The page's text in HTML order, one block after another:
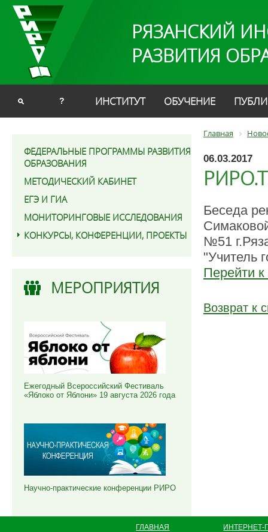
РЯЗАНСКИЙ
РАЗВИТИЯ
? ИНСТИТУТ ОБУЧЕНИЕ
ФЕДЕРАЛЬНЫЕ ПРОГРАММЫ РАЗВИТИЯ
ОБРАЗОВАНИЯ
МЕТОДИЧЕСКИЙ КАБИНЕТ
ЕГЭ И ГИА
МОНИТОРИНГОВЫЕ ИССЛЕДОВАНИЯ
КОНКУРСЫ, КОНФЕРЕНЦИИ, ПРОЕКТЫ
МЕРОПРИЯТИЯ
Ежегодный Всероссийский Фестиваль
«Яблоко от Яблони» 19 августа 2026 года
Научно-практические конференции РИРО
Главная
06.03.2017
Беседа
№51
"Учитель
Перейти
Возврат к
ГЛАВНАЯ